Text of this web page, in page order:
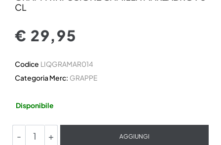
CL
€ 29,95
Codice LIQGRAMAR014
Categoria Merc: GRAPPE
Disponibile
AGGIUNGI